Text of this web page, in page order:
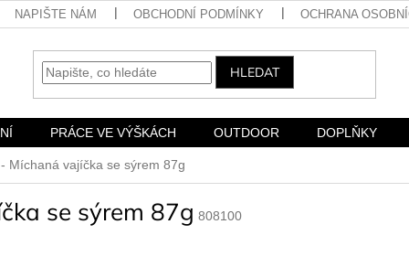
NAPIŠTE NÁM OBCHODNÍ PODMÍNKY OCHRANA
HLEDAT
PRÁCE VE VÝŠKÁCH OUTDOOR DOPLŇKY
Míchaná vajíčka se sýrem 87g
se sýrem 87g 808100